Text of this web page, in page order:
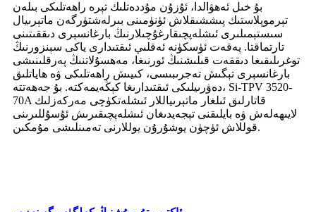
بۇ خىل ئەھۋالدا، ئۇزۇن مۇددەتلىك تېرە راھەتلىكى بىلەن
تېرموپلاستىك پىششىقلاش ئۈنۈمىنى بىرلەشتۈرگەن ماتېرىيال
سىستېمىلىرى ئىشلەپچىقارغۇچىلارنىڭ بارغانسېرى دىققىتىنى
تارتماقتا. پەقەت ئۈسكۈنە ئەقلىي ئىقتىدارى ياكى سېنزورنىڭ
توغرىلىقىغا دىققەت قىلىشنىڭ ئورنىغا، مەھسۇلاتنىڭ پەرقلىنىشى
بارغانسېرى تېگىش تەجرىبىسى، كىيىش راھەتلىكى ۋە ھاياتلىق
دەۋرىيلىكى ئىقتىدارىغا كېڭەيمەكتە. بۇ جەھەتتە، Si-TPV 3520-
70A قاتارلىق ئىلغار ماتېرىياللار ئىشلەتكۈچى مەركەزلىك
لايىھەلەش ۋە بايلىقنى تېجەيدىغان ئىشلەپچىقىرىش ئۇسۇللىرىنى
قوللاش ئۈچۈن يوشۇرۇن يوللارنى تەمىنلىشى مۇمكىن.